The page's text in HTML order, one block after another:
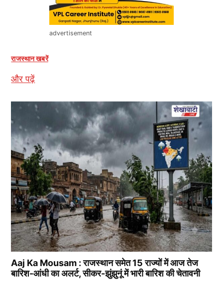
advertisement
राजस्थान खबरें
और पढ़ें
Aaj Ka Mousam : राजस्थान समेत 15 राज्यों में आज तेज
बारिश-आंधी का अलर्ट, सीकर-झुंझुनूं में भारी बारिश की चेतावनी